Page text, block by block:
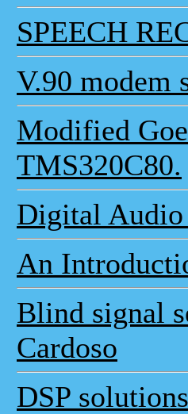
SPEECH
V.90 modem
Modified
TMS320C80.
Digital Audio
An
Blind signal
Cardoso
DSP